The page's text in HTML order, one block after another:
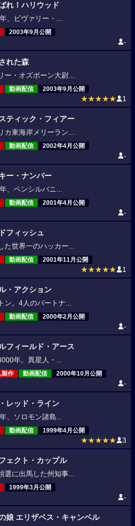
れ！ハリウッド
、ビヴァリー・...
2003年9月公開
-
れた森
ー・オズボーン大尉...
動画配信 2003年9月公開
★★★★★ 1
ティック・フィアー
カ東海岸メリーラン...
動画配信 2002年4月公開
-
ー・ナンバー
、ペンシルバニ...
動画配信 2001年4月公開
-
フィッシュ
た世界一のハッカー...
動画配信 2001年11月公開
★★★★★ 1
・アクション
ン。4人のパートナ...
動画配信 2000年2月公開
-
フィールド・アース
年。異星人・...
製作 動画配信 2000年10月公開
-
レッド・ライン
、ソロモン諸島...
動画配信 1999年4月公開
★★★★★ 3
ェクト・カップル
選に出馬した州知事...
1999年3月公開
-
娘 エリザベス・キャンベル